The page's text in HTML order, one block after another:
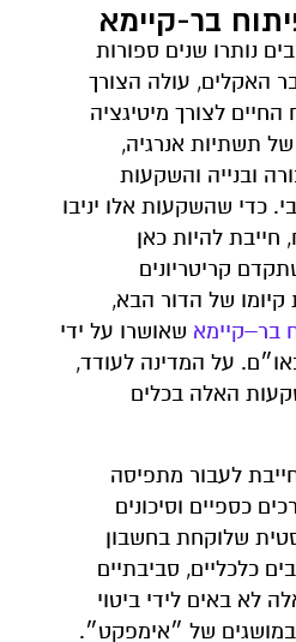
בר-קיימא
נותרו שנים ספורות
האקלים, עולה הצורך
לצורך מיטיגציה
של תשתיות אנרגיה,
ובנייה והשקעות
כדי שהשקעות אלו יניבו
חייבת להיות כאן
קריטריונים
קיומו של הדור הבא,
בר–קיימא שאושרו על ידי
באו״ם. על המדינה לעודד,
האלה בכלים
לעבור מתפיסה
כספיים וסיכונים
שלוקחת בחשבון
כלכליים, סביבתיים
לא באים לידי ביטוי
של ״אימפקט״.